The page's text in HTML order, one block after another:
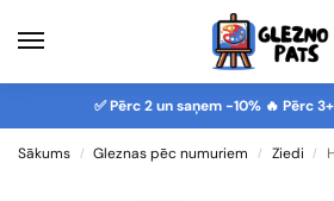
✅ Pērc 2 un saņem -10% 🔥 Pērc
Sākums / Gleznas pēc numuriem / Ziedi /